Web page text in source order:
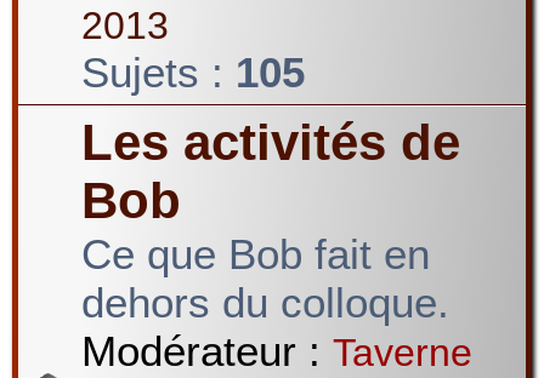
2013
Sujets : 105
Les activités de
Bob
Ce que Bob fait en
dehors du colloque.
Modérateur : Taverne